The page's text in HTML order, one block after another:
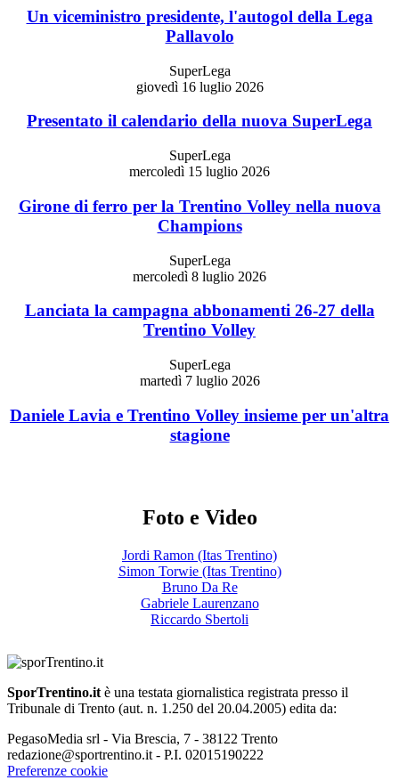
Un viceministro presidente, l'autogol della Lega
Pallavolo
SuperLega
giovedì 16 luglio 2026
Presentato il calendario della nuova SuperLega
SuperLega
mercoledì 15 luglio 2026
Girone di ferro per la Trentino Volley nella nuova
Champions
SuperLega
mercoledì 8 luglio 2026
Lanciata la campagna abbonamenti 26-27 della
Trentino Volley
SuperLega
martedì 7 luglio 2026
Daniele Lavia e Trentino Volley insieme per un'altra
stagione
Foto e Video
Jordi Ramon (Itas Trentino)
Simon Torwie (Itas Trentino)
Bruno Da Re
Gabriele Laurenzano
Riccardo Sbertoli
SporTrentino.it è una testata giornalistica registrata presso il
Tribunale di Trento (aut. n. 1.250 del 20.04.2005) edita da:
PegasoMedia srl - Via Brescia, 7 - 38122 Trento
redazione@sportrentino.it - P.I. 02015190222
Preferenze cookie